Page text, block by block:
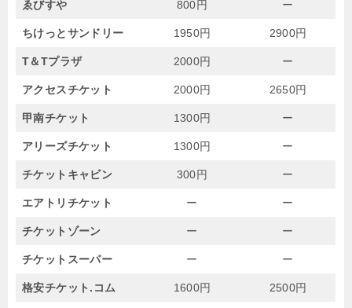
ゑびすや 800円 ー
ちけっとサンドリー 1950円 2900円
T＆Tプラザ 2000円 ー
アクセスチケット 2000円 2650円
甲南チケット 1300円 ー
アリーズチケット 1300円 ー
チケットキャビン 300円 ー
エアトリチケット ー ー
チケットゾーン ー ー
チケットスーパー ー ー
格安チケット.コム 1600円 2500円